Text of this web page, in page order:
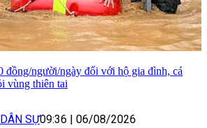
đồng/người/ngày đối với hộ gia đình, cá
vùng thiên tai
SỰ09:36 06/08/2026